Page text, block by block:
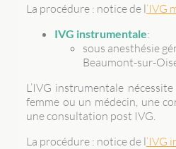
La procédure : notice de l‘IVG
IVG instrumentale:
sous anesthésie
Beaumont-sur-
L’IVG instrumentale
femme ou un médecin, une
une consultation post IVG.
La procédure : notice de l‘IVG